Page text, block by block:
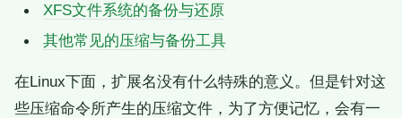
XFS文件系统的备份与还原
其他常见的压缩与备份工具
在Linux下面，扩展名没有什么特殊的意义。但是针对这
些压缩命令所产生的压缩文件，为了方便记忆，会有一